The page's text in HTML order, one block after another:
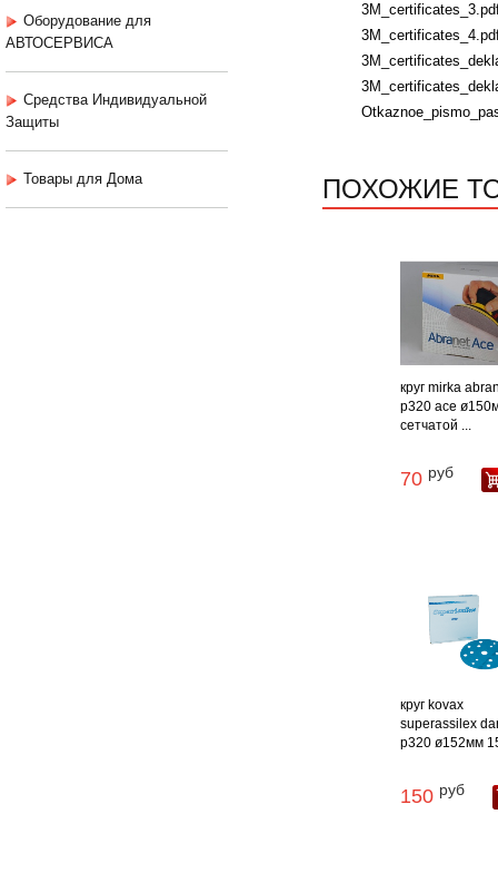
Оборудование для
АВТОСЕРВИСА
Средства Индивидуальной
Защиты
Товары для Дома ПОХОЖИЕ
круг mirka
р320 ace
сетчатой ...
70 руб
круг kovax
superassilex
p320 ø152мм
150 руб